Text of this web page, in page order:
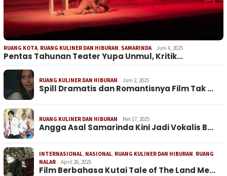
RUANG KOTA RUANG KULINER DAN HIBURAN SAMARINDA Juni 4, 2025
Pentas Tahunan Teater Yupa Unmul, Kritik…
RUANG KULINER DAN HIBURAN Juni 2, 2025
Spill Dramatis dan Romantisnya Film Tak …
RUANG KULINER DAN HIBURAN Mei 17, 2025
Angga Asal Samarinda Kini Jadi Vokalis B…
INTERNASIONAL NASIONAL RUANG KULINER DAN HIBURAN RUANG
NALAR
April 26, 2025
Film Berbahasa Kutai Tale of The Land Me…